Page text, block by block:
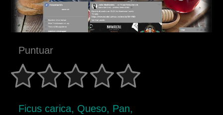
Puntuar
Ficus carica, Queso, Pan,